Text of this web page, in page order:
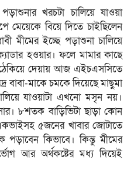
খরচটা চালিয়ে যাওয়া
মেয়েকে বিয়ে দিতে চাইছিলেন
মীমের ইচ্ছে পড়াশুনা চালিয়ে
হওয়ার। ফলে মামার কাছে
ঠেকিয়ে দেয়ায় আজ এইচএসসিতে
বাবা-মাকে চমকে দিয়েছে মাছুমা
যাওয়াটা এখনো মসৃন নয়।
৮শতক বাড়িভিটা ছাড়া কোন
৫জনের খাবার জোটাতে
পড়াবেন কিভাবে। কিন্তু মীমের
আর অর্থকষ্টের মধ্য দিয়েই